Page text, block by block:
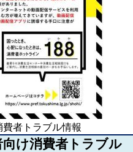
者トラブル情報
け消費者トラブル